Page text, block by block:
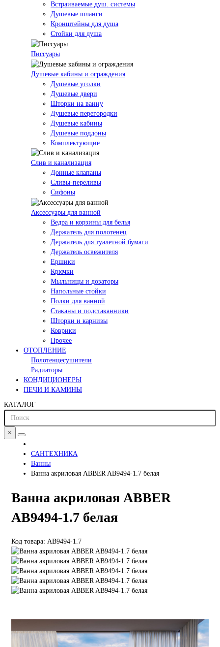
Встраиваемые душ. системы
Душевые шланги
Кронштейны для душа
Стойки для душа
Писсуары
Душевые кабины и ограждения
Душевые уголки
Душевые двери
Шторки на ванну
Душевые перегородки
Душевые кабины
Душевые поддоны
Комплектующие
Слив и канализация
Донные клапаны
Сливы-переливы
Сифоны
Аксессуары для ванной
Ведра и корзины для белья
Держатель для полотенец
Держатель для туалетной бумаги
Держатель освежителя
Ершики
Крючки
Мыльницы и дозаторы
Напольные стойки
Полки для ванной
Стаканы и подстаканники
Шторки и карнизы
Коврики
Прочее
ОТОПЛЕНИЕ
Полотенцесушители
Радиаторы
КОНДИЦИОНЕРЫ
ПЕЧИ И КАМИНЫ
КАТАЛОГ
×
САНТЕХНИКА
Ванны
Ванна акриловая ABBER AB9494-1.7 белая
Ванна акриловая ABBER
AB9494-1.7 белая
Код товара: AB9494-1.7